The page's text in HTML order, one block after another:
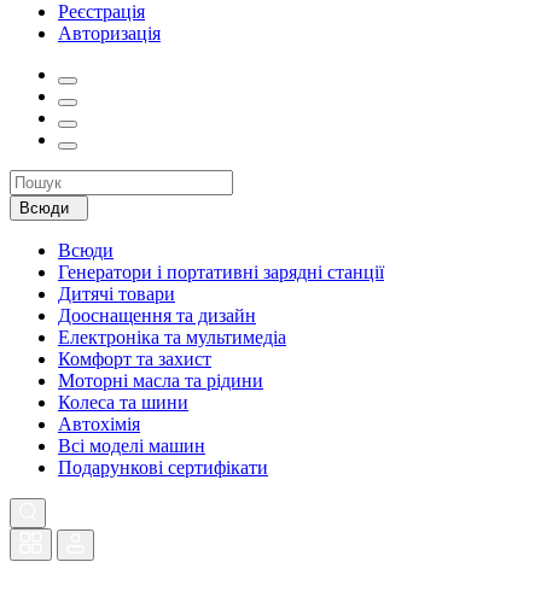
Реєстрація
Авторизація
Всюди
Всюди
Генератори і портативні зарядні станції
Дитячі товари
Дооснащення та дизайн
Електроніка та мультимедіа
Комфорт та захист
Моторні масла та рідини
Колеса та шини
Автохімія
Всі моделі машин
Подарункові сертифікати